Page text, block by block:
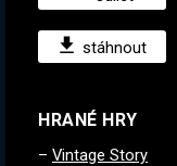
stáhnout
HRANÉ HRY
Vintage Story